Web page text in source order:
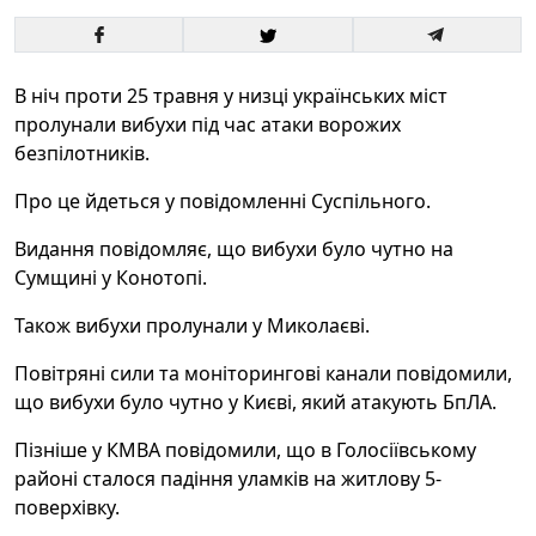
В ніч проти 25 травня у низці українських міст
пролунали вибухи під час атаки ворожих
безпілотників.
Про це йдеться у повідомленні Суспільного.
Видання повідомляє, що вибухи було чутно на
Сумщині у Конотопі.
Також вибухи пролунали у Миколаєві.
Повітряні сили та моніторингові канали повідомили,
що вибухи було чутно у Києві, який атакують БпЛА.
Пізніше у КМВА повідомили, що в Голосіївському
районі сталося падіння уламків на житлову 5-
поверхівку.